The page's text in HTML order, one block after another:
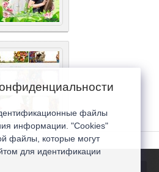
файлы
информации. "Cookies"
файлы, которые могут
для идентификации